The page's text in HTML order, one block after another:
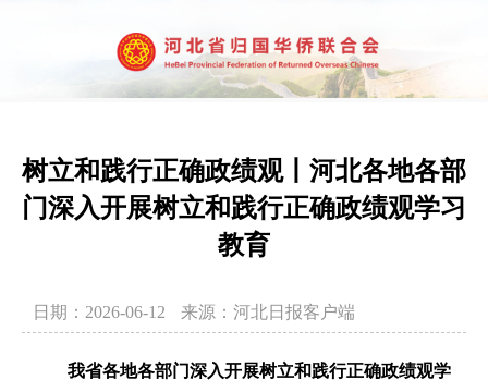
树立和践行正确政绩观丨河北各地各部
门深入开展树立和践行正确政绩观学习
教育
日期：2026-06-12 来源：河北日报客户端
我省各地各部门深入开展树立和践行正确政绩观学